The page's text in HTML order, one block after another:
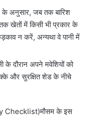
के अनुसार, जब तक बारिश
खेतों में किसी भी प्रकार के
न करें, अन्यथा वे पानी में
दौरान अपने मवेशियों को
और सुरक्षित शेड के नीचे
Checklist)मौसम के इस